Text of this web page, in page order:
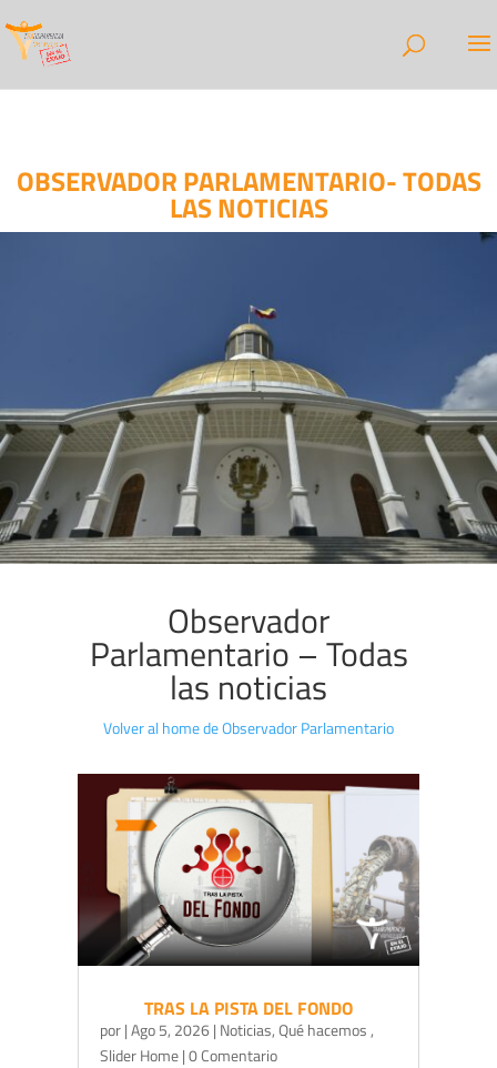
OBSERVADOR PARLAMENTARIO- TODAS
LAS NOTICIAS
Observador
Parlamentario – Todas
las noticias
Volver al home de Observador Parlamentario
TRAS LA PISTA DEL FONDO
por|Ago 5, 2026| Noticias,Qué hacemos ,
Slider Home| 0 Comentario